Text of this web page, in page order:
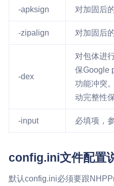
-apksign 对加固后
-zipalign 对加固后
-dex
对包体进
保Google
功能冲突
动完整性
-input 必填项，
config.ini文件配置
默认config.ini必须要跟